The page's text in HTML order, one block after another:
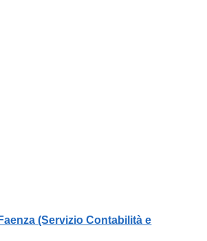
(Servizio Contabilità e